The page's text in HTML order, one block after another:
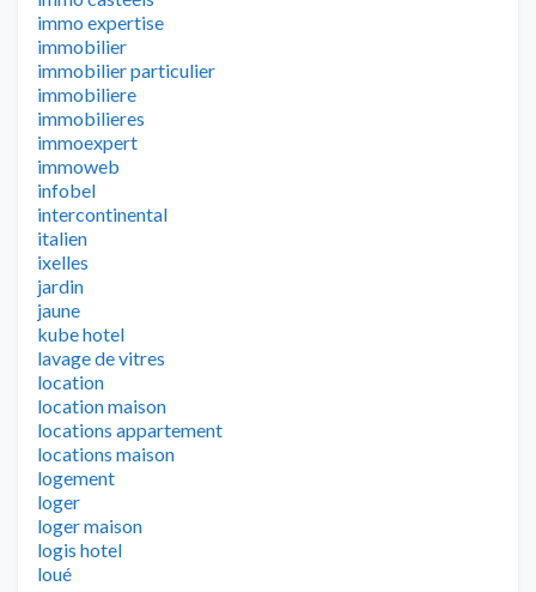
immo expertise
immobilier
immobilier particulier
immobiliere
immobilieres
immoexpert
immoweb
infobel
intercontinental
italien
ixelles
jardin
jaune
kube hotel
lavage de vitres
location
location maison
locations appartement
locations maison
logement
loger
loger maison
logis hotel
loué